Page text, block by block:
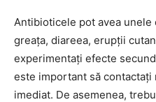
Antibioticele pot avea
greața, diareea, erupții
experimentați efecte
este important să contactați
imediat. De asemenea,